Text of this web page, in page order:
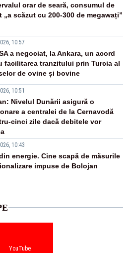
orar de seară, consumul de
„a scăzut cu 200-300 de megawați”
10:57
a negociat, la Ankara, un acord
facilitarea tranzitului prin Turcia al
de ovine și bovine
10:51
Nivelul Dunării asigură o
a centralei de la Cernavodă
cinci zile dacă debitele vor
10:43
energie. Cine scapă de măsurile
impuse de Bolojan
YouTube